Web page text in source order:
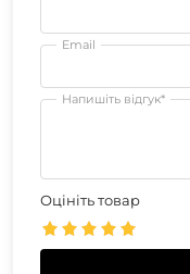
Email
Напишіть відгук*
Оцініть товар